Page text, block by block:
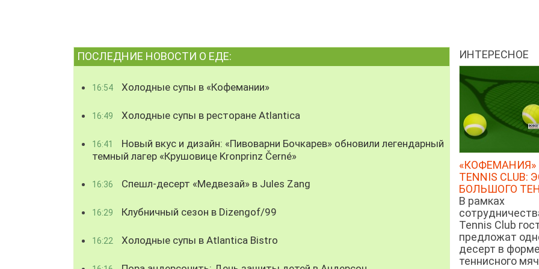
ПОСЛЕДНИЕ НОВОСТИ О ЕДЕ:
16:54 Холодные супы в «Кофемании»
16:49 Холодные супы в ресторане Atlantica
16:41
Новый вкус и дизайн: «Пивоварни Бочкарев» обновили легендарный
темный лагер «Крушовице Kronprinz Černé»
16:36 Спешл-десерт «Медвезай» в Jules Zang
16:29 Клубничный сезон в Dizengof/99
16:22 Холодные супы в Atlantica Bistro
ИНТЕРЕСНОЕ
«КОФЕМАНИЯ»
TENNIS CLUB:
БОЛЬШОГО
В рамках
Tennis Club
предложат
десерт в форме
теннисного